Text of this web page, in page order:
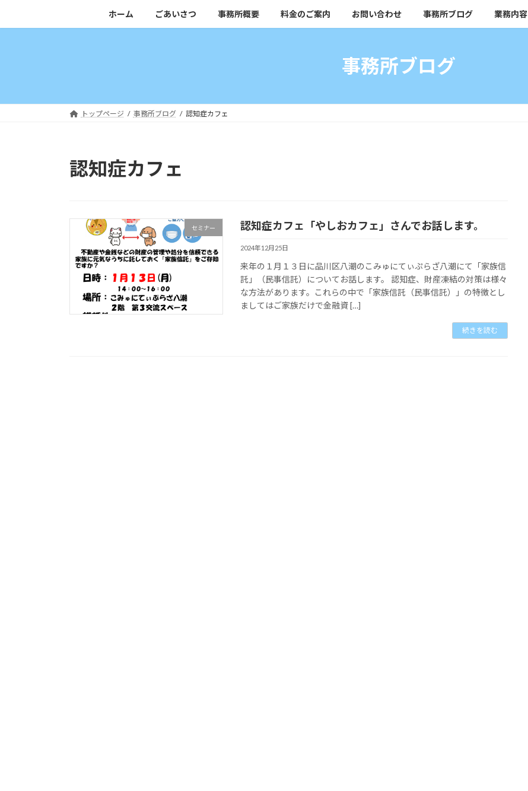
キ
に
ホーム ごあいさつ 事務所概要 料金のご案内 お問い合わせ 事務所ブログ 業務内容
事務所ブログ
トップページ 事務所ブログ 認知症カフェ
認知症カフェ
セミナー 認知症カフェ「やしおカフェ」さんでお話します。
2024年12月25日
来年の１月１３日に品川区八潮のこみゅにてぃぷらざ八潮にて「家族信
託」（民事信託）についてお話します。 認知症、財産凍結の対策は様々
な方法があります。これらの中で「家族信託（民事信託）」の特徴とし
ましてはご家族だけで金融資 […]
続きを読む